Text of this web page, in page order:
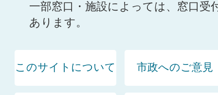
一部窓口・施設によっては、窓口受
あります。
このサイトについて 市政へのご意見